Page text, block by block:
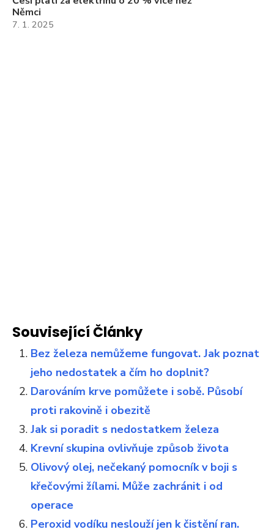
Němci
7. 1. 2025
Související Články
Bez železa nemůžeme fungovat. Jak poznat
jeho nedostatek a čím ho doplnit?
Darováním krve pomůžete i sobě. Působí
proti rakovině i obezitě
Jak si poradit s nedostatkem železa
Krevní skupina ovlivňuje způsob života
Olivový olej, nečekaný pomocník v boji s
křečovými žílami. Může zachránit i od
operace
Peroxid vodíku neslouží jen k čistění ran.